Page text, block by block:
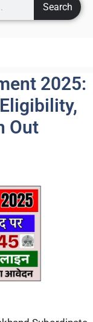
Search
2025:
Out